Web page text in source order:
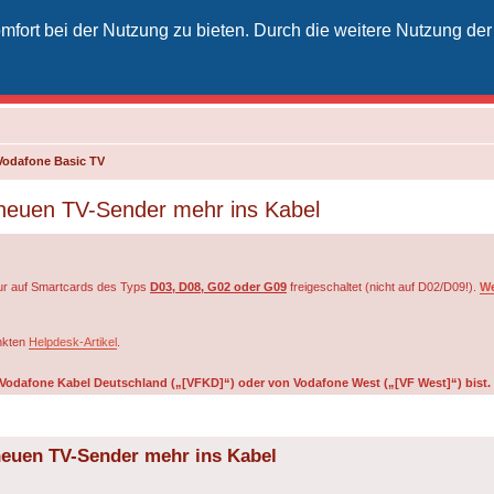
bei der Nutzung zu bieten. Durch die weitere Nutzung
Basic TV
TV-Sender mehr ins Kabel
auf Smartcards des Typs D03, D08, G02 oder G09 freigeschaltet (nicht auf D02/D09!).
Helpdesk-Artikel
Kabel Deutschland („[VFKD]“) oder von Vodafone West („[VF West]“) bist.
TV-Sender mehr ins Kabel